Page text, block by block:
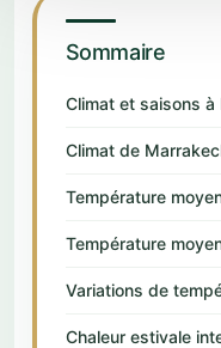
Sommaire
Climat et saisons à
Climat de
Température
Température
Variations de
Chaleur estivale